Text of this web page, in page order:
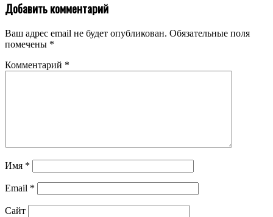
Добавить комментарий
Ваш адрес email не будет опубликован. Обязательные поля
помечены *
Комментарий *
Имя *
Email *
Сайт